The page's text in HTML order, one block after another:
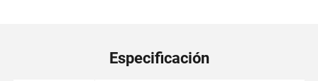
Especificación